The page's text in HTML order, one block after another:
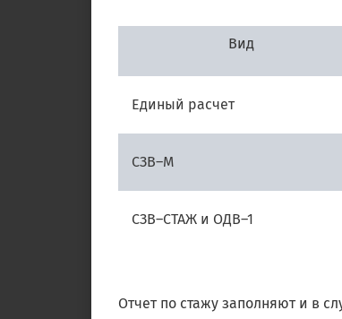
Вид
Единый расчет
СЗВ–М
СЗВ–СТАЖ и ОДВ–1
Отчет по стажу заполняют и в